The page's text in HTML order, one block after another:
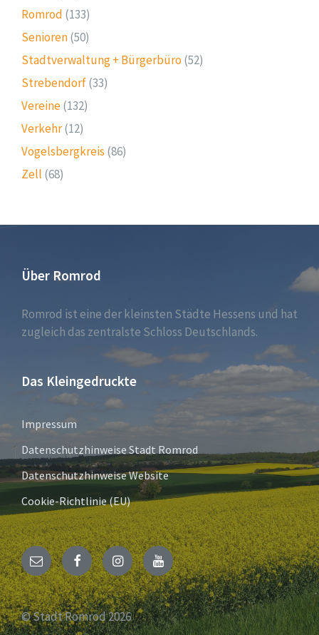
Romrod (133)
Senioren(50)
Stadtverwaltung + Bürgerbüro (52)
Strebendorf(33)
Vereine(132)
Verkehr(12)
Vogelsbergkreis (86)
Zell (68)
Über Romrod
Romrod ist eine der kleinsten Städte Hessens und hat
zugleich das zentralste Schloss Deutschlands.
Das Kleingedruckte
Impressum
Datenschutzhinweise Stadt Romrod
Datenschutzhinweise Website
Cookie-Richtlinie (EU)
E-
Mail
FacebookInstagramYouTube
© Stadt Romrod 2026